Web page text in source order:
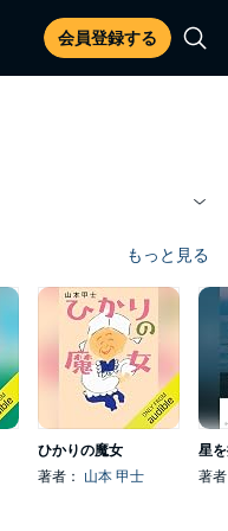
会員登録する
もっと見る
ひかりの魔女
著者： 山本 甲士
星
著